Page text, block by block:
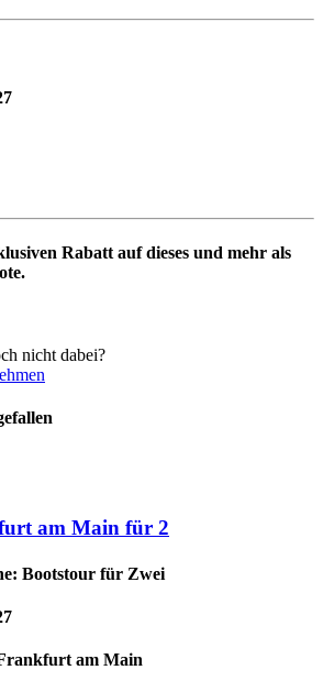
Rabatt auf dieses und mehr als
nicht dabei?
am Main für 2
Bootstour für Zwei
am Main